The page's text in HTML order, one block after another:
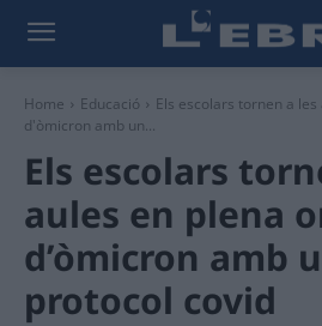
Home Educació
Els escolars tornen a
d'òmicron amb un...
Els escolars
aules en plena
d’òmicron amb
protocol covid